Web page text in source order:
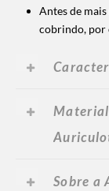
Antes de
cobrindo, por
Material
Sobre a